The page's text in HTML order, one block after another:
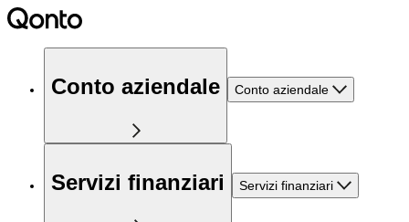
Conto aziendale Conto aziendale
Servizi finanziari Servizi finanziari